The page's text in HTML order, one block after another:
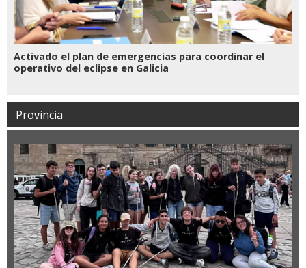
Activado el plan de emergencias para coordinar el
operativo del eclipse en Galicia
Provincia